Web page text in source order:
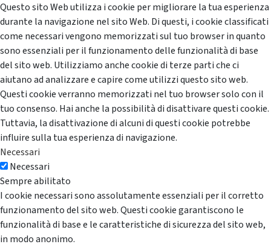
Questo sito Web utilizza i cookie per migliorare la tua esperienza
durante la navigazione nel sito Web. Di questi, i cookie classificati
come necessari vengono memorizzati sul tuo browser in quanto
sono essenziali per il funzionamento delle funzionalità di base
del sito web. Utilizziamo anche cookie di terze parti che ci
aiutano ad analizzare e capire come utilizzi questo sito web.
Questi cookie verranno memorizzati nel tuo browser solo con il
tuo consenso. Hai anche la possibilità di disattivare questi cookie.
Tuttavia, la disattivazione di alcuni di questi cookie potrebbe
influire sulla tua esperienza di navigazione.
Necessari
Necessari
Sempre abilitato
I cookie necessari sono assolutamente essenziali per il corretto
funzionamento del sito web. Questi cookie garantiscono le
funzionalità di base e le caratteristiche di sicurezza del sito web,
in modo anonimo.